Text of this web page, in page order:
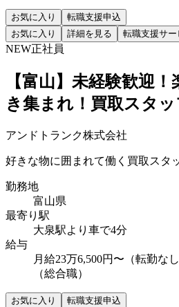
お気に入り
転職支援申込
お気に入り
詳細を見る 転職支援サ
NEW正社員
【富山】未経験歓迎
き集まれ！買取スタッ
アンドトランク株式会社
好きな物に囲まれて働く買取スタ
勤務地
富山県
最寄り駅
大泉駅より車で4分
給与
月給23万6,500円〜（転勤な
（総合職）
お気に入り 転職支援申込